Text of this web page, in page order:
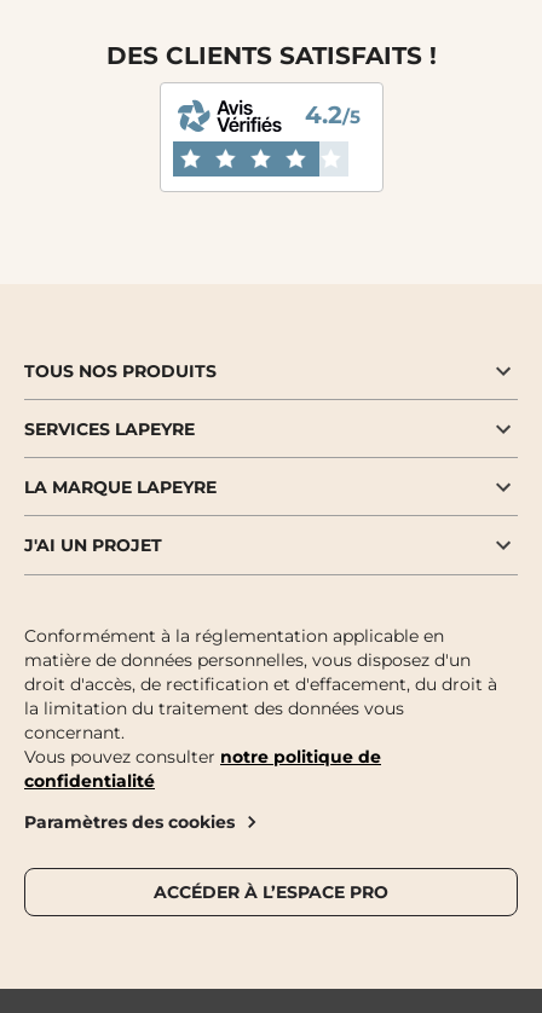
DES CLIENTS SATISFAITS !
4.2/5
TOUS NOS PRODUITS
SERVICES LAPEYRE
LA MARQUE LAPEYRE
J'AI UN PROJET
Conformément à la réglementation applicable en
matière de données personnelles, vous disposez d'un
droit d'accès, de rectification et d'effacement, du droit à
la limitation du traitement des données vous
concernant.
Vous pouvez consulter notre politique de
confidentialité
Paramètres des cookies
ACCÉDER À L’ESPACE PRO